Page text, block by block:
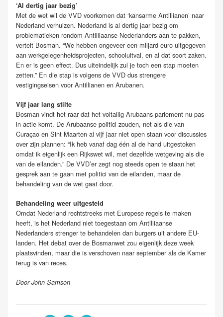
‘Al dertig jaar bezig’
Met de wet wil de VVD voorkomen dat ‘kansarme Antillianen’ naar
Nederland verhuizen. Nederland is al dertig jaar bezig om
problematieken rondom Antilliaanse Nederlanders aan te pakken,
vertelt Bosman. “We hebben ongeveer een miljard euro uitgegeven
aan werkgelegenheidsprojecten, schooluitval, en al dat soort zaken.
En er is geen effect. Dus uiteindelijk zul je toch een stap moeten
zetten.” En die stap is volgens de VVD dus strengere
vestigingseisen voor Antillianen en Arubanen.
Vijf jaar lang stilte
Bosman vindt het raar dat het voltallig Arubaans parlement nu pas
in actie komt. De Arubaanse politici zouden, net als die van
Curaçao en Sint Maarten al vijf jaar niet open staan voor discussies
over zijn plannen: “Ik heb vanaf dag één al de hand uitgestoken
omdat ik eigenlijk een Rijkswet wil, met dezelfde wetgeving als die
van de eilanden.” De VVD’er zegt nog steeds open te staan het
gesprek aan te gaan met politici van de eilanden, maar de
behandeling van de wet gaat door.
Behandeling weer uitgesteld
Omdat Nederland rechtstreeks met Europese regels te maken
heeft, is het Nederland niet toegestaan om Antilliaanse
Nederlanders strenger te behandelen dan burgers uit andere EU-
landen. Het debat over de Bosmanwet zou eigenlijk deze week
plaatsvinden, maar die is verschoven naar september als de Kamer
terug is van reces.
Door John Samson